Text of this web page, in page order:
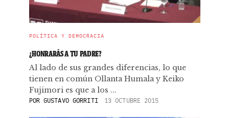
POLÍTICA Y DEMOCRACIA
¿HONRARÁS A TU PADRE?
Al lado de sus grandes diferencias, lo que
tienen en común Ollanta Humala y Keiko
Fujimori es que a los ...
POR GUSTAVO GORRITI 13 OCTUBRE 2015